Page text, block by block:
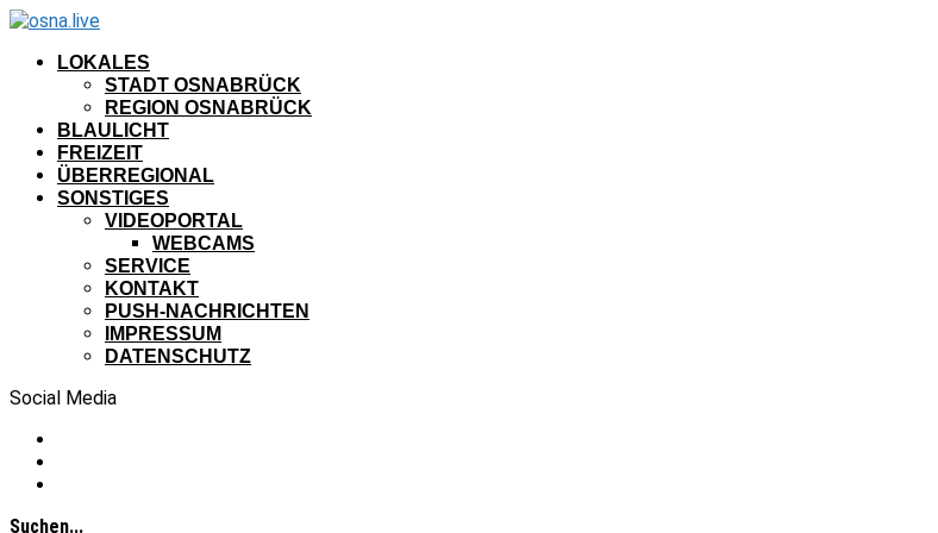
LOKALES
STADT OSNABRÜCK
REGION OSNABRÜCK
BLAULICHT
FREIZEIT
ÜBERREGIONAL
SONSTIGES
VIDEOPORTAL
WEBCAMS
SERVICE
KONTAKT
PUSH-NACHRICHTEN
IMPRESSUM
DATENSCHUTZ
Social Media
Suchen...